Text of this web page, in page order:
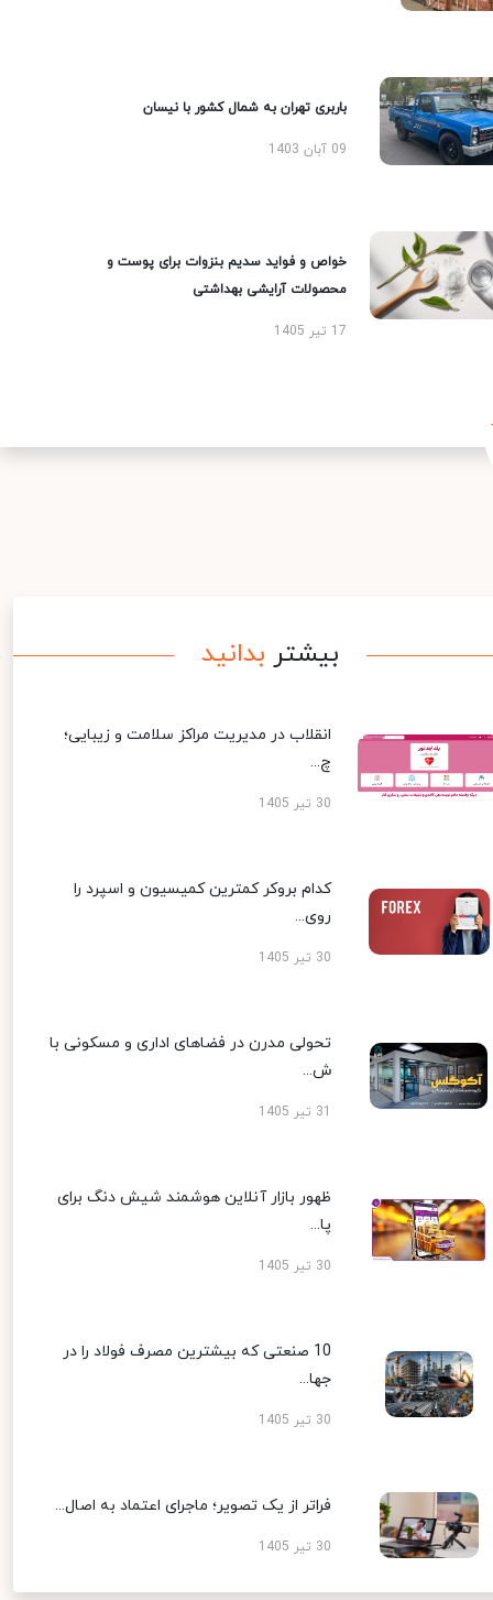
باربری تهران به شمال کشور با نیسان
09 آبان 1403
خواص و فواید سدیم بنزوات برای پوست و
محصولات آرایشی بهداشتی
17 تیر 1405
بیشتر بدانید
انقلاب در مدیریت مراکز سلامت و زیبایی؛
چ...
30 تیر 1405
کدام بروکر کمترین کمیسیون و اسپرد را
روی...
30 تیر 1405
تحولی مدرن در فضاهای اداری و مسکونی با
ش...
ظهور بازار آنلاین هوشمند شیش دنگ برای
پا...
30 تیر 1405
10 صنعتی که بیشترین مصرف فولاد را در
جها...
30 تیر 1405
فراتر از یک تصویر؛ ماجرای اعتماد به اصال...
30 تیر 1405